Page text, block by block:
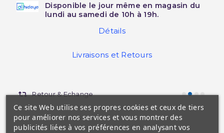
Disponible le jour même en magasin du
lundi au samedi de 10h à 19h.
Détails
Livraisons et Retours
Retour & Echange
Ce site Web utilise ses propres cookies et ceux de tiers
pour améliorer nos services et vous montrer des
publicités liées à vos préférences en analysant vos